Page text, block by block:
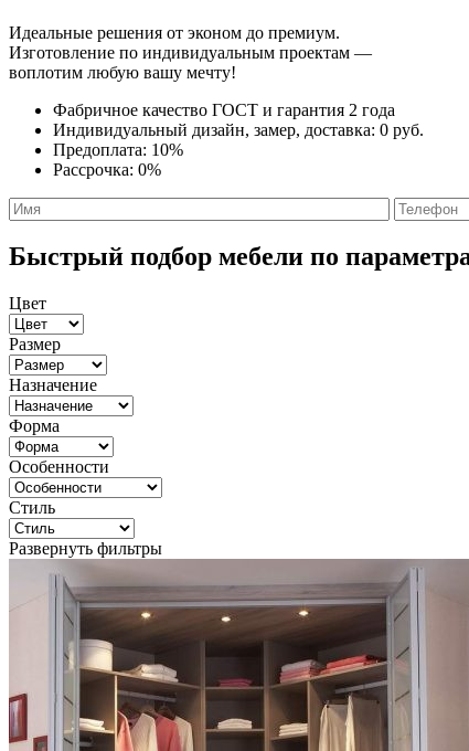
Идеальные решения от эконом до премиум.
Изготовление по индивидуальным проектам —
воплотим любую вашу мечту!
Фабричное качество ГОСТ и гарантия 2 года
Индивидуальный дизайн, замер, доставка: 0 руб.
Предоплата: 10%
Рассрочка: 0%
Быстрый подбор мебели по
Цвет
Размер
Назначение
Форма
Особенности
Стиль
Развернуть фильтры